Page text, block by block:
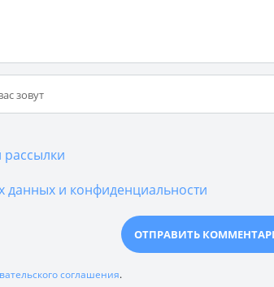
данных и конфиденциальности
соглашения.